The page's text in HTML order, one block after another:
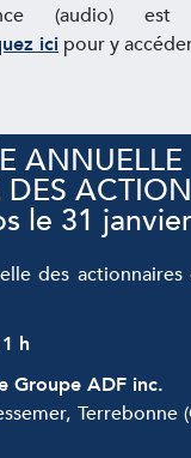
(audio)
ici pour y
ANNUELLE
DES
le 31
des
h
Groupe ADF inc.
Terrebonne